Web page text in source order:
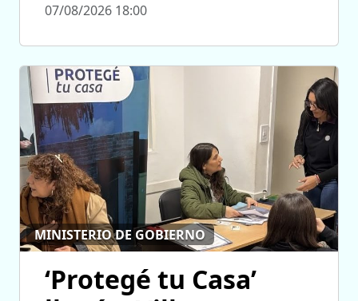
07/08/2026 18:00
MINISTERIO DE GOBIERNO
‘Protegé tu Casa’